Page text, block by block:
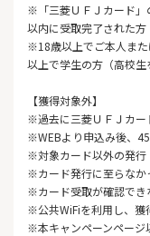
※「三菱ＵＦＪカード」
以内に受取完了された方
※18歳以上でご本人ま
以上で学生の方（高校生
【獲得対象外】
※過去に三菱ＵＦＪカー
※WEBより申込み後、
※対象カード以外の発行
※カード発行に至らなか
※カード受取が確認でき
※公共WiFiを利用し、獲
※本キャンペーンページ